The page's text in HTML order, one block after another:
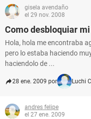
gisela avendaño
el 29 nov. 2008
Como desbloquiar
Hola, hola me encontraba
pero lo estaba haciendo
haciendolo de ...
28 ene. 2009 por Luchi
andres felipe
el 27 ene. 2009